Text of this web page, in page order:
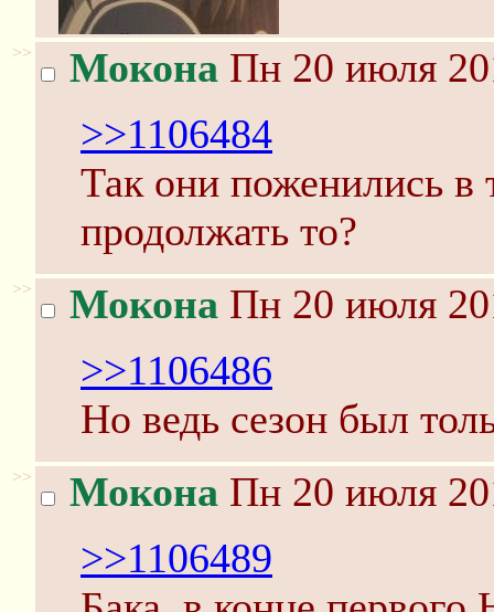
>> Мокона Пн 20 июля
>>1106484
Так они поженились в
продолжать то?
>> Мокона Пн 20 июля
>>1106486
Но ведь сезон был
>> Мокона Пн 20 июля
>>1106489